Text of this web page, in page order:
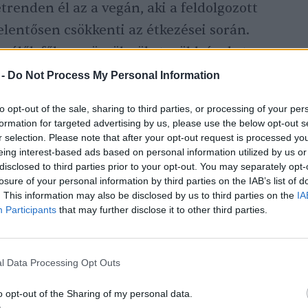
Do Not Process My Personal Information
opt-out of the sale, sharing to third parties, or processing of your
for targeted advertising by us, please use the below opt-out
selection. Please note that after your opt-out request is processed
interest-based ads based on personal information utilized by us
to third parties prior to your opt-out. You may separately
of your personal information by third parties on the IAB’s list of
This information may also be disclosed by us to third parties on the
Participants that may further disclose it to other third parties.
Data Processing Opt Outs
opt-out of the Sharing of my personal data.
él az a vegán, aki a feldolgozott
csökkenti az étkezései során.
élők főleg gyümölcsöket, zöldségeket,
fogyasztanak hőkezelés, azaz főzés, sütés,
legalább 75%-ban alkotják
étrend esetében a teljes kalóriabevitel
ami főként friss gyümölcsökből
legfeljebb 10%-10%-ot pedig fehérje és
hogy az irányzat követői állatbőrből,
készült ruhaneműket sem
az állatkerteket és minden
formában kihasználja vagy